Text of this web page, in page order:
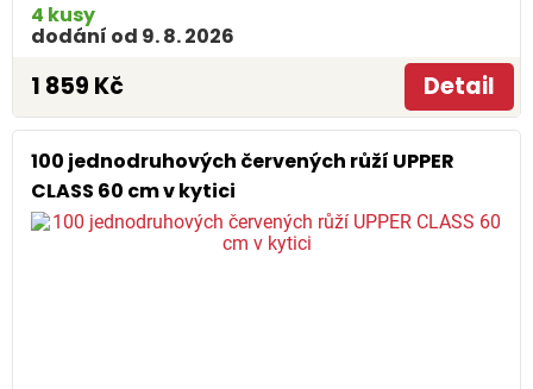
4 kusy
dodání od 9. 8. 2026
1 859 Kč Detail
100 jednodruhových červených růží UPPER
CLASS 60 cm v kytici